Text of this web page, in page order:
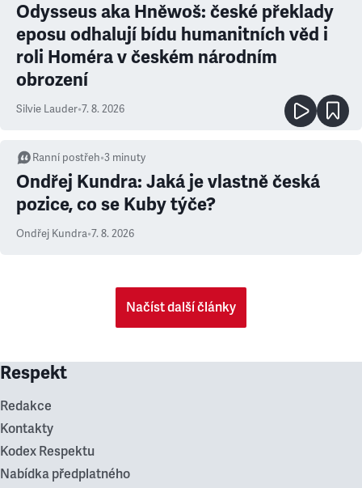
Odysseus aka Hněwoš: české překlady
eposu odhalují bídu humanitních věd i
roli Homéra v českém národním
obrození
Silvie Lauder•7. 8. 2026
Ranní postřeh•3 minuty
Ondřej Kundra: Jaká je vlastně česká
pozice, co se Kuby týče?
Ondřej Kundra•7. 8. 2026
Načíst další články
Respekt
Redakce
Kontakty
Kodex Respektu
Nabídka předplatného